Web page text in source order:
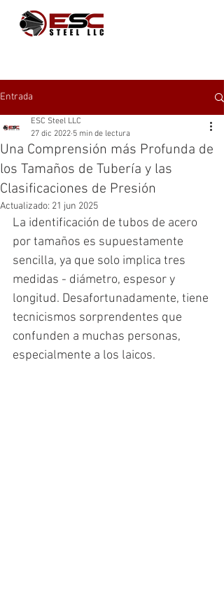
Entrada
Una Comprensión más Profunda de
los Tamaños de Tubería y las
Clasificaciones de Presión
ESC Steel LLC
27 dic 2022 5 min de lectura
Actualizado: 21 jun 2025
La identificación de tubos de acero
por tamaños es supuestamente
sencilla, ya que solo implica tres
medidas - diámetro, espesor y
longitud. Desafortunadamente, tiene
tecnicismos sorprendentes que
confunden a muchas personas,
especialmente a los laicos.